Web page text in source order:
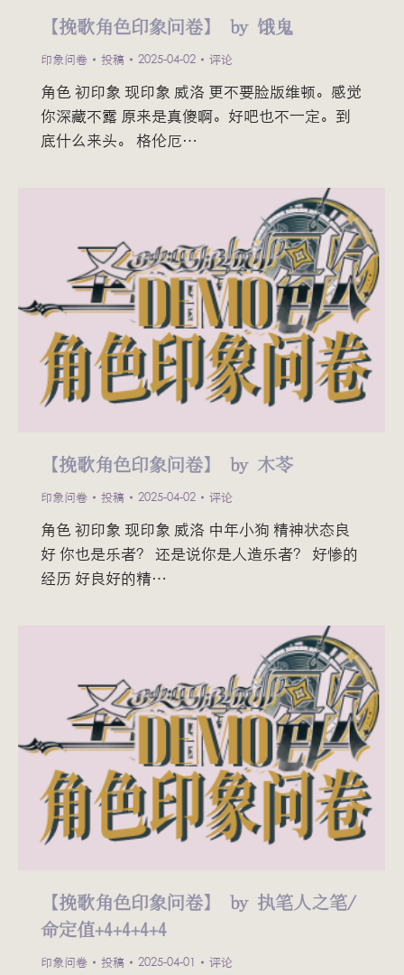
【挽歌角色印象问卷】 by 饿鬼
印象问卷 投稿 2025-04-02 评论
角色 初印象 现印象 威洛 更不要脸版维顿。感觉
你深藏不露 原来是真傻啊。好吧也不一定。到
底什么来头。 格伦厄…
【挽歌角色印象问卷】 by 木苓
印象问卷 投稿 2025-04-02 评论
角色 初印象 现印象 威洛 中年小狗 精神状态良
好 你也是乐者？ 还是说你是人造乐者？ 好惨的
经历 好良好的精…
【挽歌角色印象问卷】 by 执笔人之笔/
命定值+4+4+4+4
印象问卷 投稿 2025-04-01 评论